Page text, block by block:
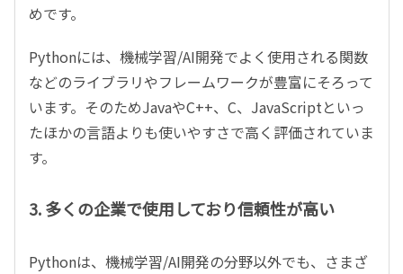
めです。
Pythonには、機械学習/AI開発でよく使用される関数
などのライブラリやフレームワークが豊富にそろって
います。そのためJavaやC++、C、JavaScriptといっ
たほかの言語よりも使いやすさで高く評価されていま
す。
3. 多くの企業で使用しており信頼性が高い
Pythonは、機械学習/AI開発の分野以外でも、さまざ